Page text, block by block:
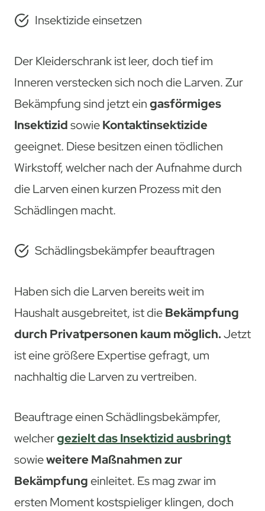
Insektizide einsetzen
Der Kleiderschrank ist leer, doch tief im
Inneren verstecken sich noch die Larven. Zur
Bekämpfung sind jetzt eingasförmiges
InsektizidsowieKontaktinsektizide
geeignet. Diese besitzen einen tödlichen
Wirkstoff, welcher nach der Aufnahme durch
die Larven einen kurzen Prozess mit den
Schädlingen macht.
Schädlingsbekämpfer beauftragen
Haben sich die Larven bereits weit im
Haushalt ausgebreitet, ist dieBekämpfung
durch Privatpersonen kaum möglich.Jetzt
ist eine größere Expertise gefragt, um
nachhaltig die Larven zu vertreiben.
Beauftrage einen Schädlingsbekämpfer,
welchergezielt das Insektizid ausbringt
sowieweitere Maßnahmen zur
Bekämpfungeinleitet. Es mag zwar im
ersten Moment kostspieliger klingen, doch